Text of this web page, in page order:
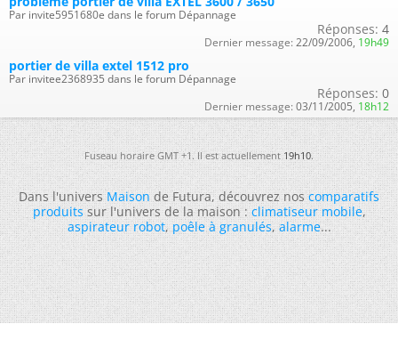
Par invite5951680e dans le forum Dépannage
Réponses: 4
Dernier message: 22/09/2006, 19h49
portier de villa extel 1512 pro
Par invitee2368935 dans le forum Dépannage
Réponses: 0
Dernier message: 03/11/2005, 18h12
Fuseau horaire GMT +1. Il est actuellement19h10.
Dans l'universMaisonde Futura, découvrez noscomparatifs
produitssur l'univers de la maison :climatiseur mobile,
aspirateur robot,poêle à granulés,alarme...